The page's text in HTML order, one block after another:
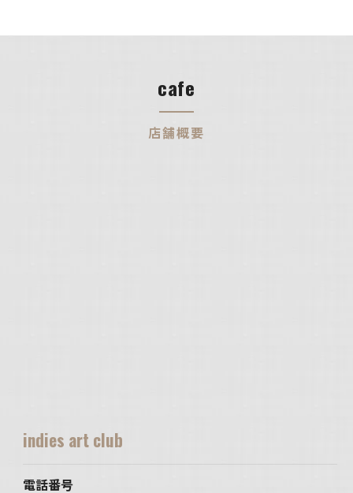
cafe
店舗概要
indies art club
電話番号